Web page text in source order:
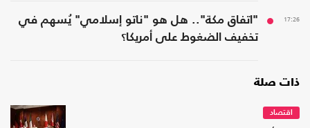
17:26
"اتفاق مكة".. هل هو "ناتو إسلامي" يُسهم في
تخفيف الضغوط على أمريكا؟
ذات صلة
اقتصاد